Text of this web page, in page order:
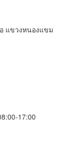
แขวงหนองแขม
17:00